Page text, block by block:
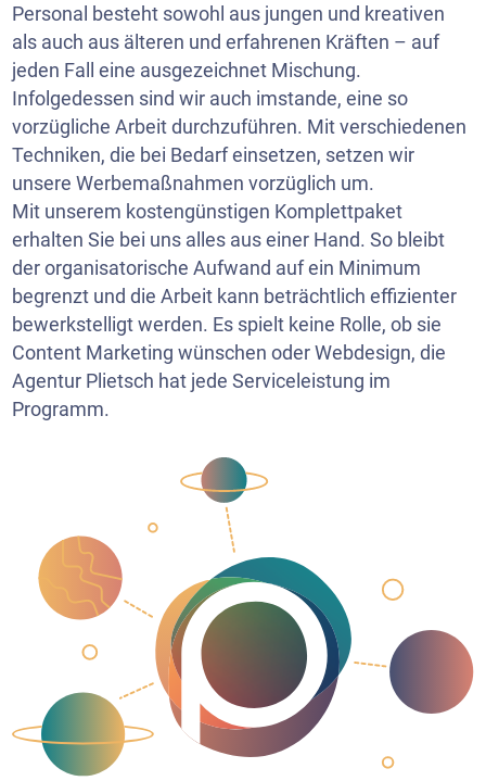
Personal besteht sowohl aus jungen und kreativen
als auch aus älteren und erfahrenen Kräften – auf
jeden Fall eine ausgezeichnet Mischung.
Infolgedessen sind wir auch imstande, eine so
vorzügliche Arbeit durchzuführen. Mit verschiedenen
Techniken, die bei Bedarf einsetzen, setzen wir
unsere Werbemaßnahmen vorzüglich um.
Mit unserem kostengünstigen Komplettpaket
erhalten Sie bei uns alles aus einer Hand. So bleibt
der organisatorische Aufwand auf ein Minimum
begrenzt und die Arbeit kann beträchtlich effizienter
bewerkstelligt werden. Es spielt keine Rolle, ob sie
Content Marketing wünschen oder Webdesign, die
Agentur Plietsch hat jede Serviceleistung im
Programm.